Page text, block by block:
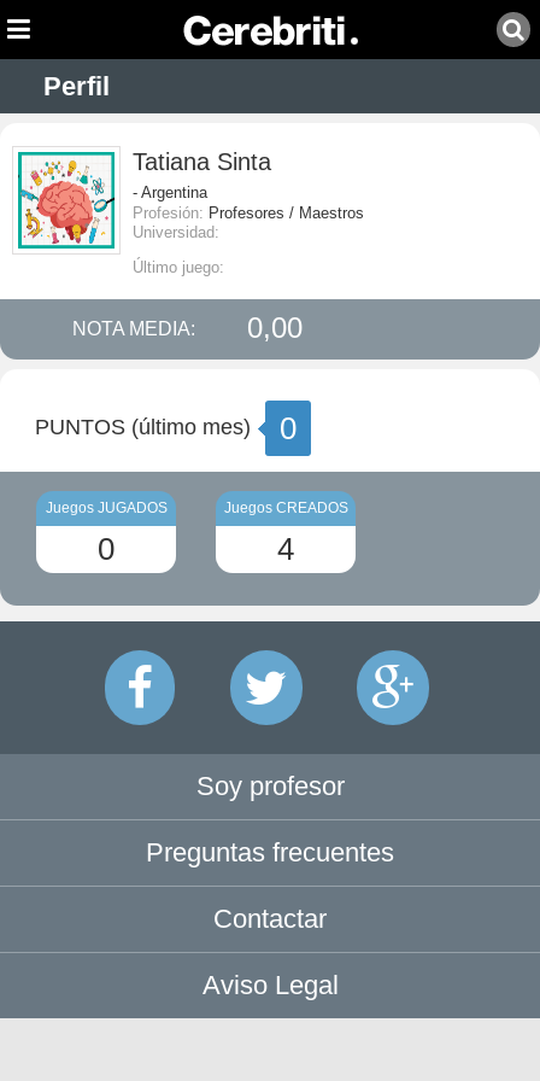
Perfil
Tatiana Sinta
- Argentina
Profesión: Profesores / Maestros
Universidad:
Último juego:
NOTA MEDIA: 0,00
PUNTOS (último mes) 0
Juegos JUGADOS
0
Juegos CREADOS
4
Soy profesor
Preguntas frecuentes
Contactar
Aviso Legal